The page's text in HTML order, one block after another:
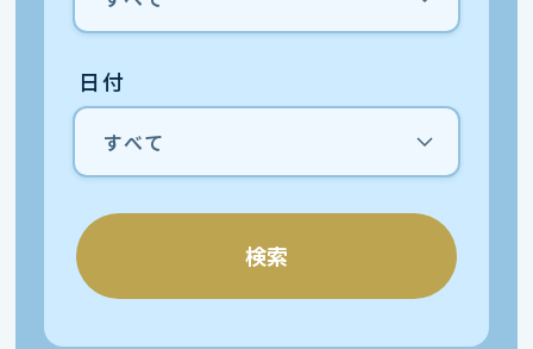
日付
検索